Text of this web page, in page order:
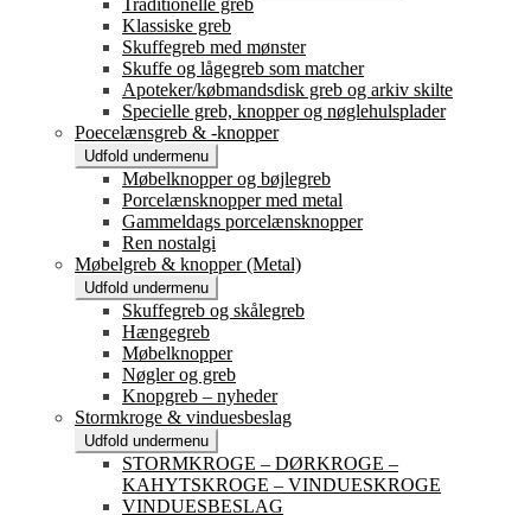
Traditionelle greb
Klassiske greb
Skuffegreb med mønster
Skuffe og lågegreb som matcher
Apoteker/købmandsdisk greb og arkiv skilte
Specielle greb, knopper og nøglehulsplader
Poecelænsgreb & -knopper
Udfold undermenu
Møbelknopper og bøjlegreb
Porcelænsknopper med metal
Gammeldags porcelænsknopper
Ren nostalgi
Møbelgreb & knopper (Metal)
Udfold undermenu
Skuffegreb og skålegreb
Hængegreb
Møbelknopper
Nøgler og greb
Knopgreb – nyheder
Stormkroge & vinduesbeslag
Udfold undermenu
STORMKROGE – DØRKROGE –
KAHYTSKROGE – VINDUESKROGE
VINDUESBESLAG